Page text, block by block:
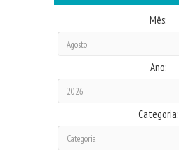
Mês:
Ano:
Categoria: